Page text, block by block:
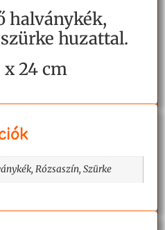
halványkék,
huzattal.
24 cm
Rózsaszín, Szürke